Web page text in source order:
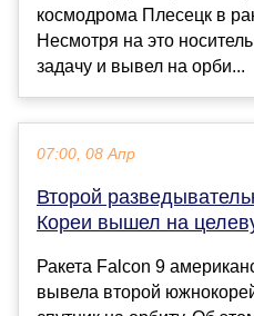
космодрома Плесецк в
Несмотря на это
задачу и вывел на орби...
07:00, 08 Апр
Второй
Кореи вышел на
Ракета Falcon 9
вывела второй